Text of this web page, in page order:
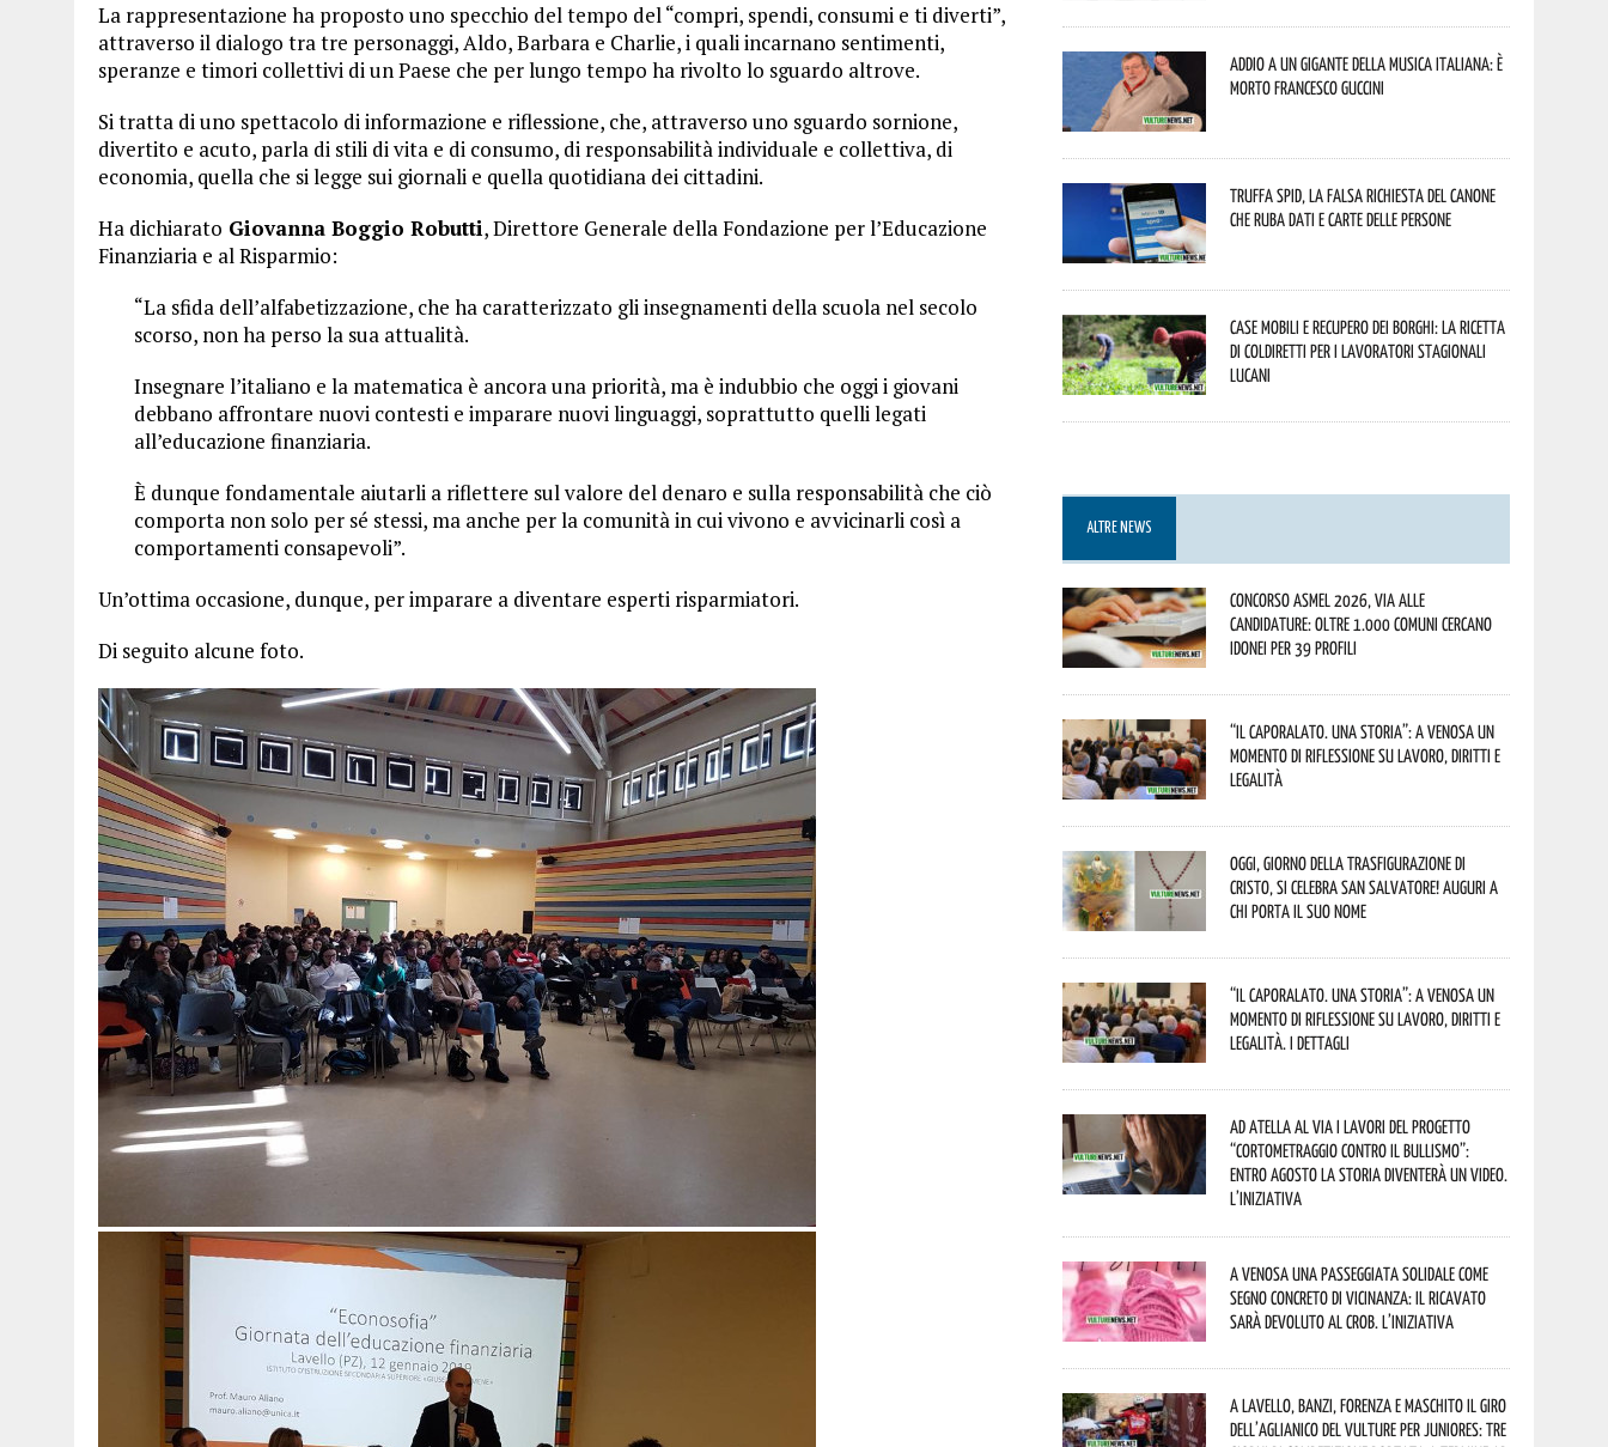
La rappresentazione ha proposto uno specchio del tempo del “compri, spendi, consumi e ti diverti”,
attraverso il dialogo tra tre personaggi, Aldo, Barbara e Charlie, i quali incarnano sentimenti,
speranze e timori collettivi di un Paese che per lungo tempo ha rivolto lo sguardo altrove.
Si tratta di uno spettacolo di informazione e riflessione, che, attraverso uno sguardo sornione,
divertito e acuto, parla di stili di vita e di consumo, di responsabilità individuale e collettiva, di
economia, quella che si legge sui giornali e quella quotidiana dei cittadini.
Ha dichiarato Giovanna Boggio Robutti, Direttore Generale della Fondazione per l’Educazione
Finanziaria e al Risparmio:
“La sfida dell’alfabetizzazione, che ha caratterizzato gli insegnamenti della scuola nel secolo
scorso, non ha perso la sua attualità.
Insegnare l’italiano e la matematica è ancora una priorità, ma è indubbio che oggi i giovani
debbano affrontare nuovi contesti e imparare nuovi linguaggi, soprattutto quelli legati
all’educazione finanziaria.
È dunque fondamentale aiutarli a riflettere sul valore del denaro e sulla responsabilità che ciò
comporta non solo per sé stessi, ma anche per la comunità in cui vivono e avvicinarli così a
comportamenti consapevoli”.
Un’ottima occasione, dunque, per imparare a diventare esperti risparmiatori.
Di seguito alcune foto.
Addio a un gigante della musica italiana: è
morto Francesco Guccini
Truffa Spid, la falsa richiesta del canone
che ruba dati e carte delle persone
Case mobili e recupero dei borghi: la ricetta
di Coldiretti per i lavoratori stagionali
lucani
ALTRE NEWS
Concorso Asmel 2026, via alle
candidature: oltre 1.000 Comuni cercano
idonei per 39 profili
“Il caporalato. Una storia”: a Venosa un
momento di riflessione su lavoro, diritti e
legalità
Oggi, giorno della Trasfigurazione di
Cristo, si celebra San Salvatore! Auguri a
chi porta il suo nome
“Il caporalato. Una storia”: a Venosa un
momento di riflessione su lavoro, diritti e
legalità. I dettagli
Ad Atella al via i lavori del progetto
“Cortometraggio contro il bullismo”:
entro agosto la storia diventerà un video.
L’iniziativa
A Venosa una passeggiata solidale come
segno concreto di vicinanza: il ricavato
sarà devoluto al CROB. L’iniziativa
A Lavello, Banzi, Forenza e Maschito il Giro
dell’Aglianico del Vulture per juniores: tre